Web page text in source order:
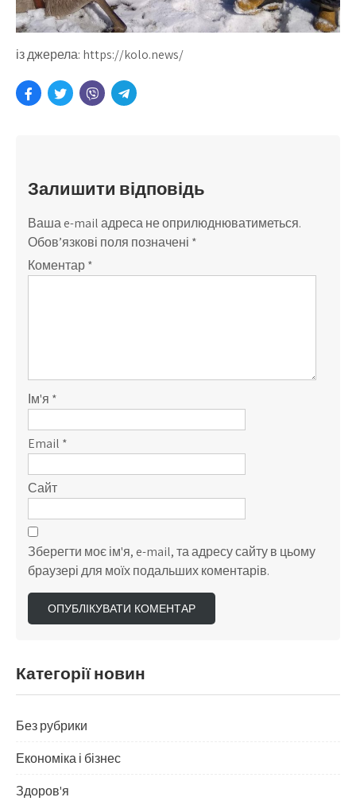
із джерела: https://kolo.news/
Залишити відповідь
Ваша e-mail адреса не оприлюднюватиметься.
Обов’язкові поля позначені *
Коментар*
Ім'я *
Email *
Сайт
Зберегти моє ім'я, e-mail, та адресу сайту в цьому
браузері для моїх подальших коментарів.
Категорії новин
Без рубрики
Економіка і бізнес
Здоров'я